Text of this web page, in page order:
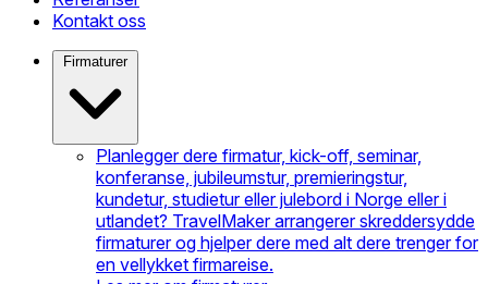
Kontakt oss
Firmaturer
Planlegger dere firmatur, kick-off, seminar,
konferanse, jubileumstur, premieringstur,
kundetur, studietur eller julebord i Norge eller i
utlandet? TravelMaker arrangerer skreddersydde
firmaturer og hjelper dere med alt dere trenger for
en vellykket firmareise.